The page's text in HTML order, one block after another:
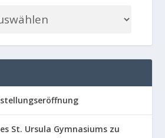
St. Ursula Gymnasiums zu